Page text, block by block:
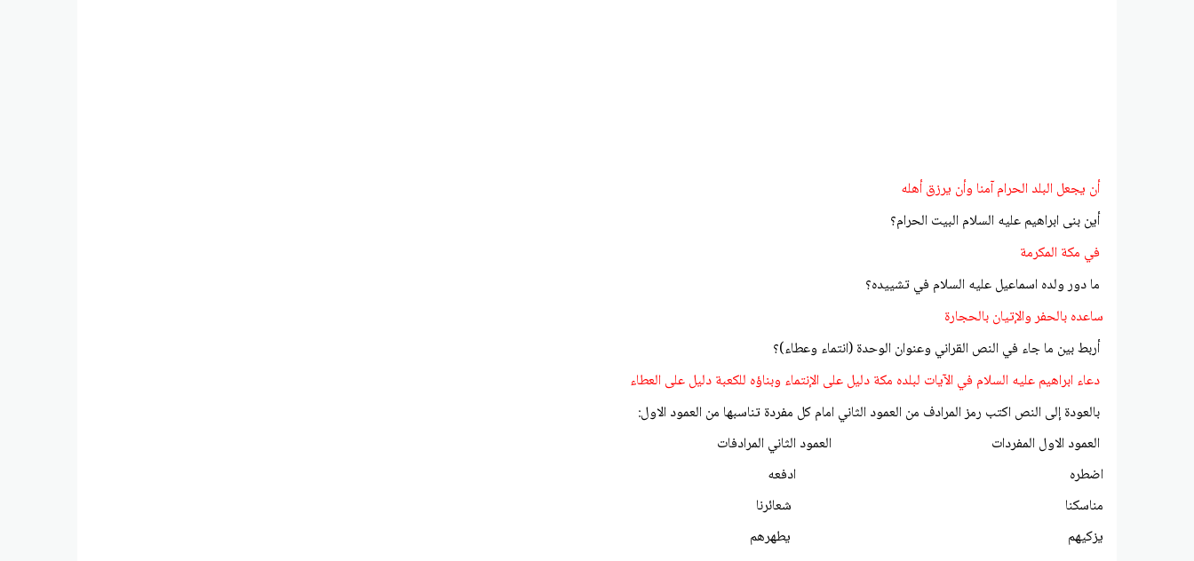
أن يجعل البلد الحرام آمنا وأن يرزق أهله
أين بنى ابراهيم عليه السلام البيت الحرام؟
في مكة المكرمة
ما دور ولده اسماعيل عليه السلام في تشييده؟
ساعده بالحفر والإتيان بالحجارة
أربط بين ما جاء في النص القراني وعنوان الوحدة (انتماء وعطاء)؟
دعاء ابراهيم عليه السلام في الآيات لبلده مكة دليل على الإنتماء وبناؤه للكعبة دليل على العطاء
بالعودة إلى النص اكتب رمز المرادف من العمود الثاني امام كل مفردة تناسبها من العمود الاول:
العمود الاول المفردات العمود الثاني المرادفات
اضطره ادفعه
مناسكنا شعائرنا
يزكيهم يطهرهم